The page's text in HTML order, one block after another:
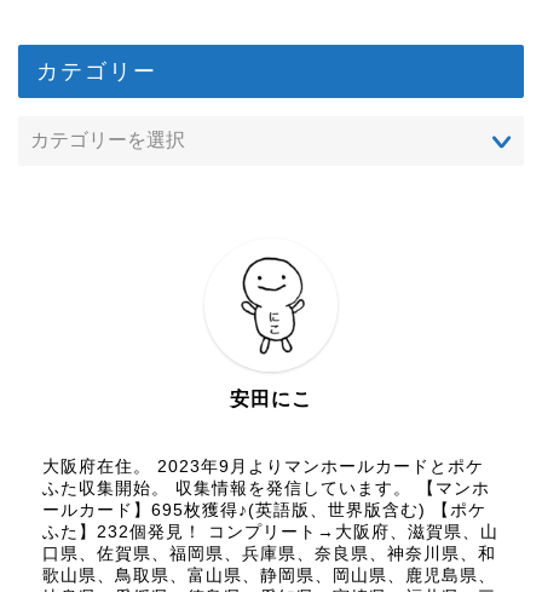
カテゴリー
安田にこ
大阪府在住。 2023年9月よりマンホールカードとポケ
ふた収集開始。 収集情報を発信しています。 【マンホ
ールカード】695枚獲得♪(英語版、世界版含む) 【ポケ
ふた】232個発見！ コンプリート→大阪府、滋賀県、山
口県、佐賀県、福岡県、兵庫県、奈良県、神奈川県、和
歌山県、鳥取県、富山県、静岡県、岡山県、鹿児島県、